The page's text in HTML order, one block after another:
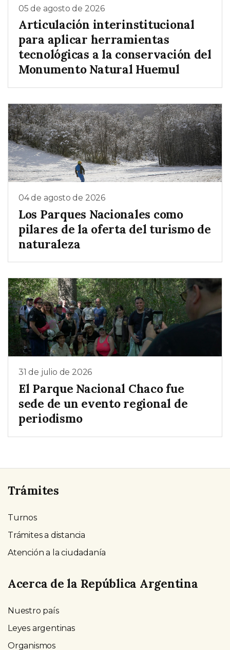
05 de agosto de 2026
Articulación interinstitucional
para aplicar herramientas
tecnológicas a la conservación del
Monumento Natural Huemul
04 de agosto de 2026
Los Parques Nacionales como
pilares de la oferta del turismo de
naturaleza
31 de julio de 2026
El Parque Nacional Chaco fue
sede de un evento regional de
periodismo
Trámites
Turnos
Trámites a distancia
Atención a la ciudadanía
Acerca de la República Argentina
Nuestro país
Leyes argentinas
Organismos